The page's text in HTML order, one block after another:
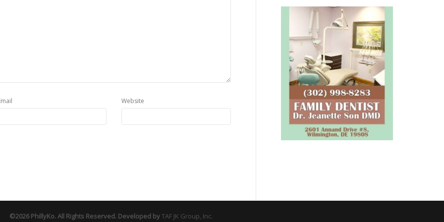
Website
©2026 PhillyKo. All Rights Reserved. Developed byTAF JK Group, Inc.